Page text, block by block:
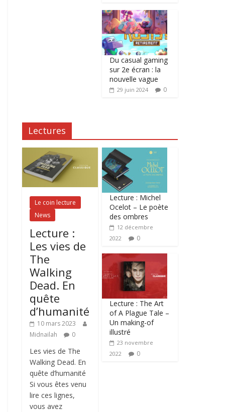
Du casual gaming
sur 2e écran : la
nouvelle vague
29 juin 2024 0
Lectures
Le coin lecture
News
Lecture :
Les vies de
The
Walking
Dead. En
quête
d’humanité
10 mars 2023
Midnailah
0
Les vies de The
Walking Dead. En
quête d’humanité
Si vous êtes venu
lire ces lignes,
vous avez
Lecture : Michel
Ocelot – Le poète
des ombres
12 décembre
2022
0
Lecture : The Art
of A Plague Tale –
Un making-of
illustré
23 novembre
2022
0